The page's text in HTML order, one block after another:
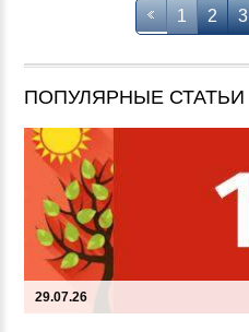
1 2 3
ПОПУЛЯРНЫЕ СТАТЬИ
29.07.26